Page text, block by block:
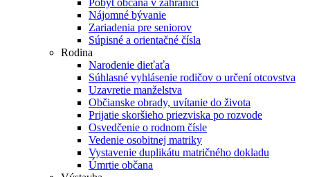
Pobyt občana v zahraničí
Nájomné bývanie
Zariadenia pre seniorov
Súpisné a orientačné čísla
Rodina
Narodenie dieťaťa
Súhlasné vyhlásenie rodičov o určení otcovstva
Uzavretie manželstva
Občianske obrady, uvítanie do života
Prijatie skoršieho priezviska po rozvode
Osvedčenie o rodnom čísle
Vedenie osobitnej matriky
Vystavenie duplikátu matričného dokladu
Úmrtie občana